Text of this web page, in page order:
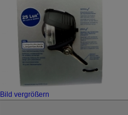
Bild vergrößern